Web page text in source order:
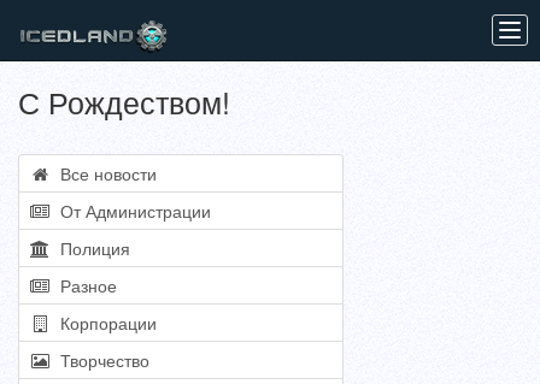
С Рождеством!
Все новости
От Администрации
Полиция
Разное
Корпорации
Творчество